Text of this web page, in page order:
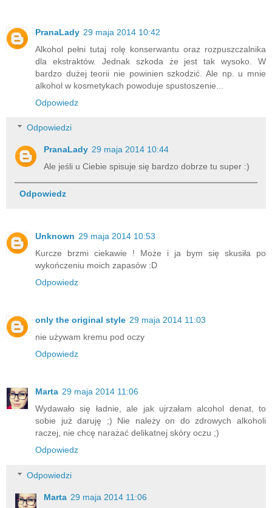
PranaLady 29 maja 2014 10:42
Alkohol pełni tutaj rolę konserwantu oraz rozpuszczalnika
dla ekstraktów. Jednak szkoda że jest tak wysoko. W
bardzo dużej teorii nie powinien szkodzić. Ale np. u mnie
alkohol w kosmetykach powoduje spustoszenie...
Odpowiedz
Odpowiedzi
PranaLady 29 maja 2014 10:44
Ale jeśli u Ciebie spisuje się bardzo dobrze tu super :)
Odpowiedz
Unknown 29 maja 2014 10:53
Kurcze brzmi ciekawie ! Może i ja bym się skusiła po
wykończeniu moich zapasów :D
Odpowiedz
only the original style 29 maja 2014 11:03
nie używam kremu pod oczy
Odpowiedz
Marta 29 maja 2014 11:06
Wydawało się ładnie, ale jak ujrzałam alcohol denat, to
sobie już daruję ;) Nie należy on do zdrowych alkoholi
raczej, nie chcę narażać delikatnej skóry oczu ;)
Odpowiedz
Odpowiedzi
Marta 29 maja 2014 11:06